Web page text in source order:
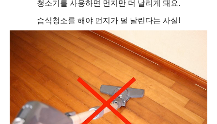
청소기를 사용하면 먼지만 더 날리게 돼요.
습식청소를 해야 먼지가 덜 날린다는 사실!